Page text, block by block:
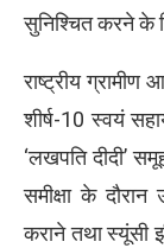
सुनिश्चित करने के
राष्ट्रीय
शीर्ष-10 स्वयं
‘लखपति दीदी’
समीक्षा के
कराने तथा स्यूंसी